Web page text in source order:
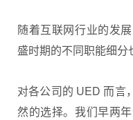
随着互联网行业的发
盛时期的不同职能细分
对各公司的 UED 而言
然的选择。我们早两